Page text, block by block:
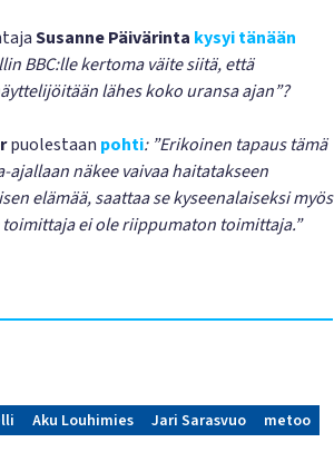
Susanne Päivärinta kysyi tänään
BBC:lle kertoma väite siitä, että
lähes koko uransa ajan”?
puolestaan pohti: ”Erikoinen tapaus tämä
näkee vaivaa haitatakseen
elämää, saattaa se kyseenalaiseksi myös
ei ole riippumaton toimittaja.”
Aku Louhimies Jari Sarasvuo
metoo